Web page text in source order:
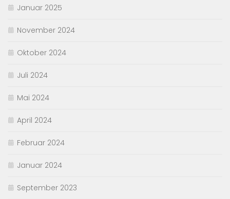
Januar 2025
November 2024
Oktober 2024
Juli 2024
Mai 2024
April 2024
Februar 2024
Januar 2024
September 2023